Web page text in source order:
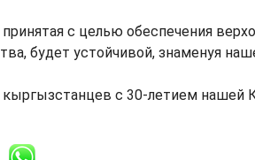
с целью обеспечения
будет устойчивой, знаменуя
с 30-летием нашей